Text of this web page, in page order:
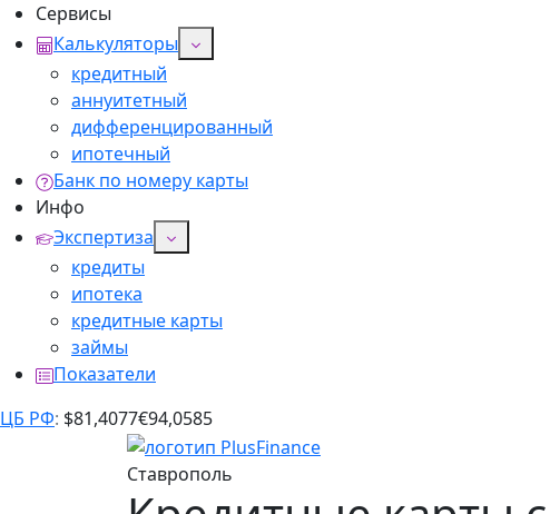
Сервисы
Калькуляторы
кредитный
аннуитетный
дифференцированный
ипотечный
Банк по номеру карты
Инфо
Экспертиза
кредиты
ипотека
кредитные карты
займы
Показатели
ЦБ РФ: $81,4077€94,0585
Ставрополь